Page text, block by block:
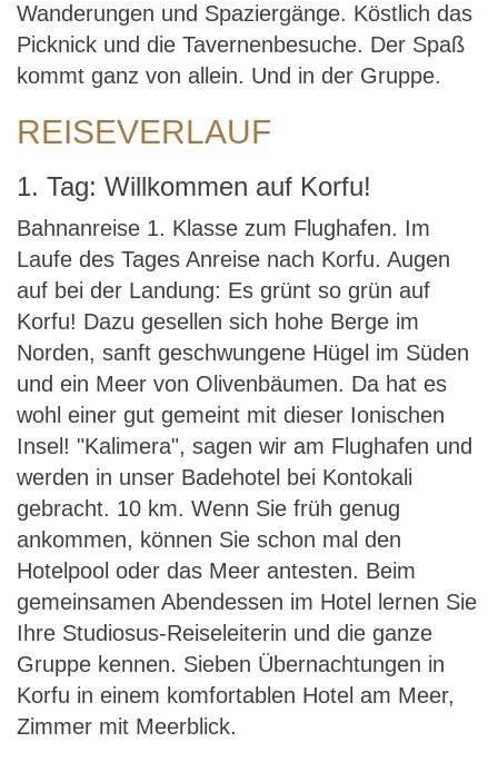
Wanderungen und Spaziergänge. Köstlich das
Picknick und die Tavernenbesuche. Der Spaß
kommt ganz von allein. Und in der Gruppe.
REISEVERLAUF
1. Tag: Willkommen auf Korfu!
Bahnanreise 1. Klasse zum Flughafen. Im
Laufe des Tages Anreise nach Korfu. Augen
auf bei der Landung: Es grünt so grün auf
Korfu! Dazu gesellen sich hohe Berge im
Norden, sanft geschwungene Hügel im Süden
und ein Meer von Olivenbäumen. Da hat es
wohl einer gut gemeint mit dieser Ionischen
Insel! "Kalimera", sagen wir am Flughafen und
werden in unser Badehotel bei Kontokali
gebracht. 10 km. Wenn Sie früh genug
ankommen, können Sie schon mal den
Hotelpool oder das Meer antesten. Beim
gemeinsamen Abendessen im Hotel lernen Sie
Ihre Studiosus-Reiseleiterin und die ganze
Gruppe kennen. Sieben Übernachtungen in
Korfu in einem komfortablen Hotel am Meer,
Zimmer mit Meerblick.